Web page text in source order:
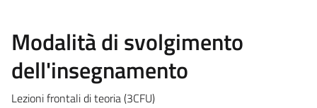
Modalità di svolgimento
dell'insegnamento
Lezioni frontali di teoria (3CFU)